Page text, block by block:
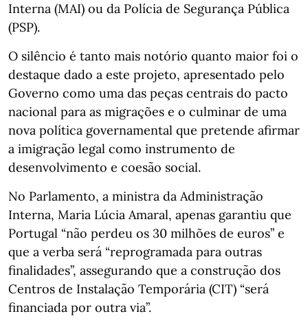
Interna (MAI) ou da Polícia de Segurança Pública
(PSP).
O silêncio é tanto mais notório quanto maior foi o
destaque dado a este projeto, apresentado pelo
Governo como uma das peças centrais do pacto
nacional para as migrações e o culminar de uma
nova política governamental que pretende afirmar
a imigração legal como instrumento de
desenvolvimento e coesão social.
No Parlamento, a ministra da Administração
Interna, Maria Lúcia Amaral, apenas garantiu que
Portugal “não perdeu os 30 milhões de euros” e
que a verba será “reprogramada para outras
finalidades”, assegurando que a construção dos
Centros de Instalação Temporária (CIT) “será
financiada por outra via”.